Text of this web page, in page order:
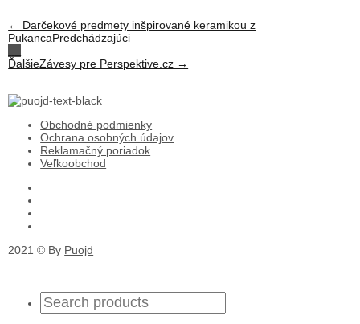
← Darčekové predmety inšpirované keramikou z
PukancaPredchádzajúci
ĎalšieZávesy pre Perspektive.cz →
Obchodné podmienky
Ochrana osobných údajov
Reklamačný poriadok
Veľkoobchod
2021 © By Puojd